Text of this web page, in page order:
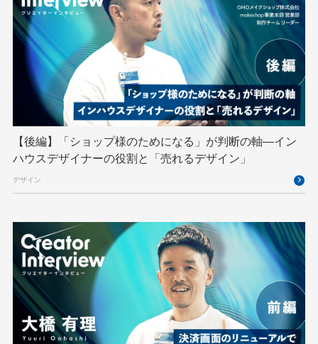
GMOデジキッズ GMOブランドセキュリティ
GMOペイメントゲートウェイ GMOペパボ
GMOメイクショップ GMOメディア GMOロボッツ
GMO大会議 GMO天秤AI Go GPUクラウド
GTB Hack-1グランプリ IETF iOS
ISUCON
Java JJUG JSAI2026 K8s
Kaigi on Rails
Perl PHPcon PHPerKaigi
Python RFC RPA Ruby
SECCON Selenium Spectrum Tokyo Meetup
splunk Takumi byGMO Terraform
TypeScript UI/UX vibe VLA VPN
【後編】「ショップ様のためになる」が判断の軸―イン
ハウスデザイナーの役割と「売れるデザイン」
デザイン